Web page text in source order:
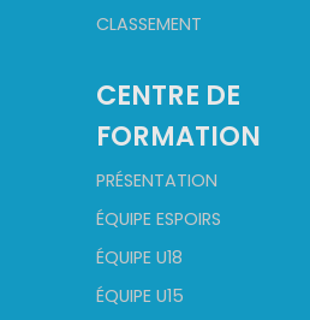
CLASSEMENT
CENTRE DE
FORMATION
PRÉSENTATION
ÉQUIPE ESPOIRS
ÉQUIPE U18
ÉQUIPE U15